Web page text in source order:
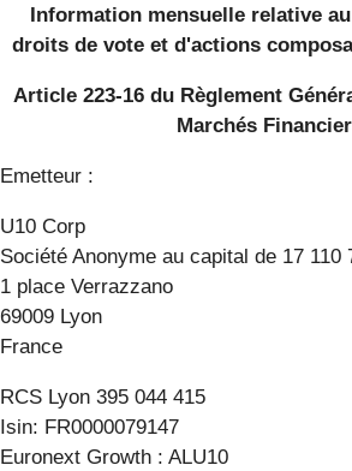
Information mensuelle relative
droits de vote et d'actions
Article 223-16 du Règlement
Marchés
Emetteur :
U10 Corp
Société Anonyme au capital de 17 110
1 place Verrazzano
69009 Lyon
France
RCS Lyon 395 044 415
Isin: FR0000079147
Euronext Growth : ALU10